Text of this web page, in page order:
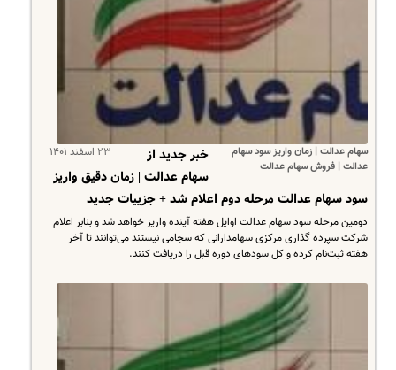
سهام عدالت | زمان واریز سود سهام
عدالت | فروش سهام عدالت
۲۳ اسفند ۱۴۰۱
خبر جدید از
سهام عدالت | زمان دقیق واریز
سود سهام عدالت مرحله دوم اعلام شد + جزییات جدید
دومین مرحله سود سهام عدالت اوایل هفته آینده واریز خواهد شد و بنابر اعلام
شرکت سپرده گذاری مرکزی سهامدارانی که سجامی نیستند می‌توانند تا آخر
هفته ثبت‌نام کرده و کل سود‌های دوره قبل را دریافت کنند.